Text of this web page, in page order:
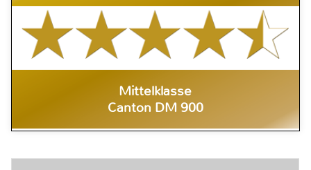
Mittelklasse
Canton DM 900